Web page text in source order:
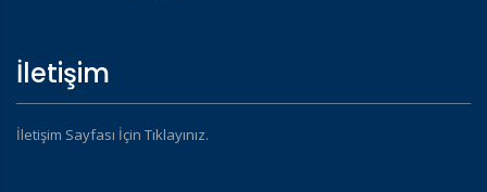
İletişim
İletişim Sayfası İçin Tıklayınız.